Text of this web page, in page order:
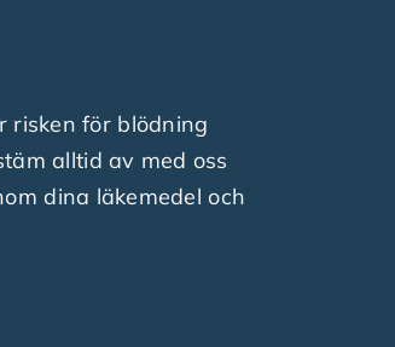
risken för blödning
alltid av med oss
dina läkemedel och